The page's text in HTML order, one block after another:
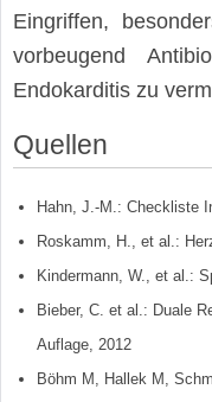
Eingriffen,
vorbeugend
Endokarditis zu
Quellen
Hahn, J.-M.: Checkliste
Roskamm, H., et al.:
Kindermann, W., et al.:
Bieber, C. et al.: Duale
Auflage, 2012
Böhm M, Hallek M,